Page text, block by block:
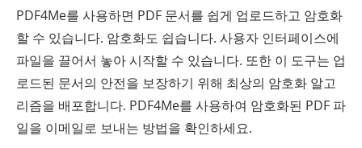
PDF4Me를 사용하면 PDF 문서를 쉽게 업로드하고 암호화
할 수 있습니다. 암호화도 쉽습니다. 사용자 인터페이스에
파일을 끌어서 놓아 시작할 수 있습니다. 또한 이 도구는 업
로드된 문서의 안전을 보장하기 위해 최상의 암호화 알고
리즘을 배포합니다. PDF4Me를 사용하여 암호화된 PDF 파
일을 이메일로 보내는 방법을 확인하세요.